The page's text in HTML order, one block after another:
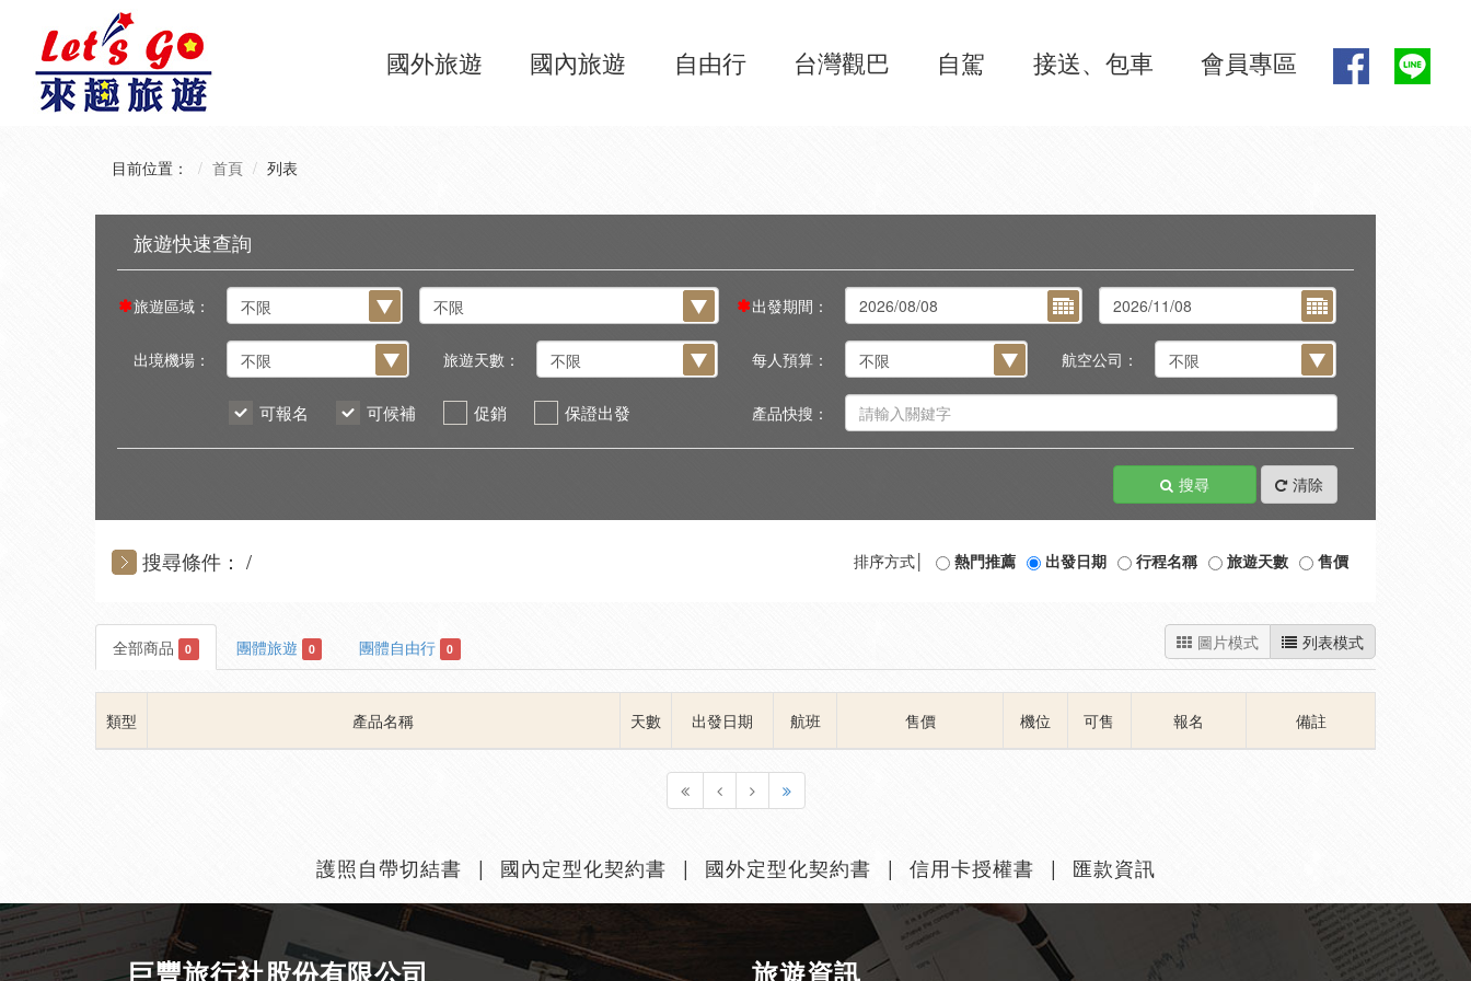
國外旅遊 國內旅遊 自由行 台灣觀巴 自駕 接送、包車 會員專區
目前位置： 首頁 列表
旅遊區域： 出發期間：
出境機場： 旅遊天數： 每人預算： 航空公司：
可報名 可候補 促銷 保證出發 產品快搜：
搜尋 清除
搜尋條件： 排序方式│ 熱門推薦 出發日期 行程名稱 旅遊天數 售價
全部商品 0 團體旅遊 0 團體自由行 0 圖片模式 列表模式
類型 產品名稱 天數 出發日期 航班 售價 機位 可售 報名 備註
護照自帶切結書 國內定型化契約書 國外定型化契約書 信用卡授權書 匯款資訊
巨豐旅行社股份有限公司 旅遊資訊